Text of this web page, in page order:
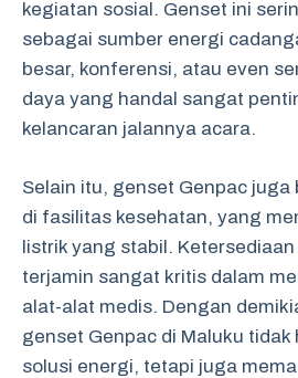
kegiatan sosial. Genset ini
sebagai sumber energi
besar, konferensi, atau even
daya yang handal sangat
kelancaran jalannya acara.
Selain itu, genset Genpac juga
di fasilitas kesehatan, yang
listrik yang stabil.
terjamin sangat kritis dalam
alat-alat medis. Dengan
genset Genpac di Maluku tidak
solusi energi, tetapi juga